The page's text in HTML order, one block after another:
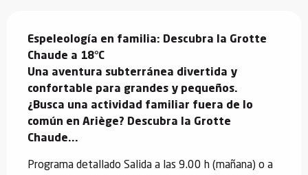
Espeleología en familia: Descubra la Grotte
Chaude a 18°C
Una aventura subterránea divertida y
confortable para grandes y pequeños.
¿Busca una actividad familiar fuera de lo
común en Ariège? Descubra la Grotte
Chaude...
Programa detallado Salida a las 9.00 h (mañana) o a